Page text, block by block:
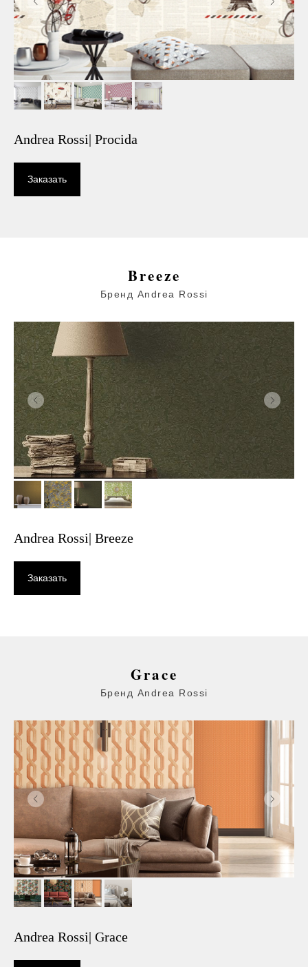
Andrea Rossi| Procida
Заказать
Breeze
Бренд Andrea Rossi
Andrea Rossi| Breeze
Заказать
Grace
Бренд Andrea Rossi
Andrea Rossi| Grace